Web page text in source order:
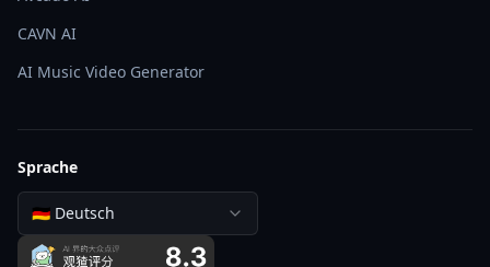
CAVN AI
AI Music Video Generator
Sprache
🇩🇪 Deutsch